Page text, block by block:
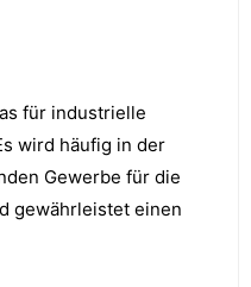
für industrielle
wird häufig in der
Gewerbe für die
gewährleistet einen